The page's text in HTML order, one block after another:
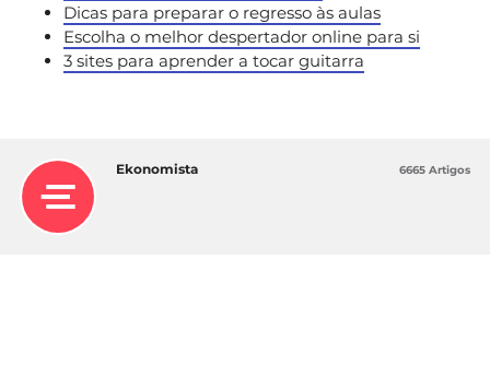
Dicas para preparar o regresso às aulas
Escolha o melhor despertador online para si
3 sites para aprender a tocar guitarra
Ekonomista 6665 Artigos